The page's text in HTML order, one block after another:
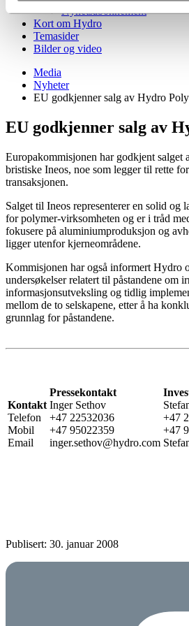
Nyhetsabonnement
Kort om Hydro
Temasider
Bilder og video
Media
Nyheter
EU godkjenner salg av Hydro
EU godkjenner salg av
Europakommisjonen har godkjent salget
bristiske Ineos, noe som legger til rette
transaksjonen.
Salget til Ineos representerer en solid og
for polymer-virksomheten og er i tråd
fokusere på aluminiumproduksjon og
ligger utenfor kjerneområdene.
Kommisjonen har også informert Hydro
undersøkelser relatert til påstandene om
informasjonsutveksling og tidlig
mellom de to selskapene, etter å ha
grunnlag for påstandene.
Kontakt
Telefon
Mobil
Email
Pressekontakt
Inger Sethov
+47 22532036
+47 95022359
inger.sethov@hydro.com
+47
+47
Publisert: 30. januar 2008